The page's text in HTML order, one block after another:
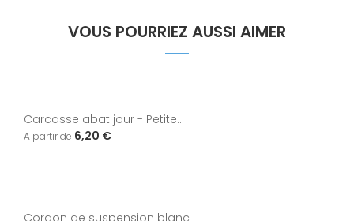
VOUS POURRIEZ AUSSI AIMER
Carcasse abat jour - Petite...
6,20 €
Cordon de suspension blanc